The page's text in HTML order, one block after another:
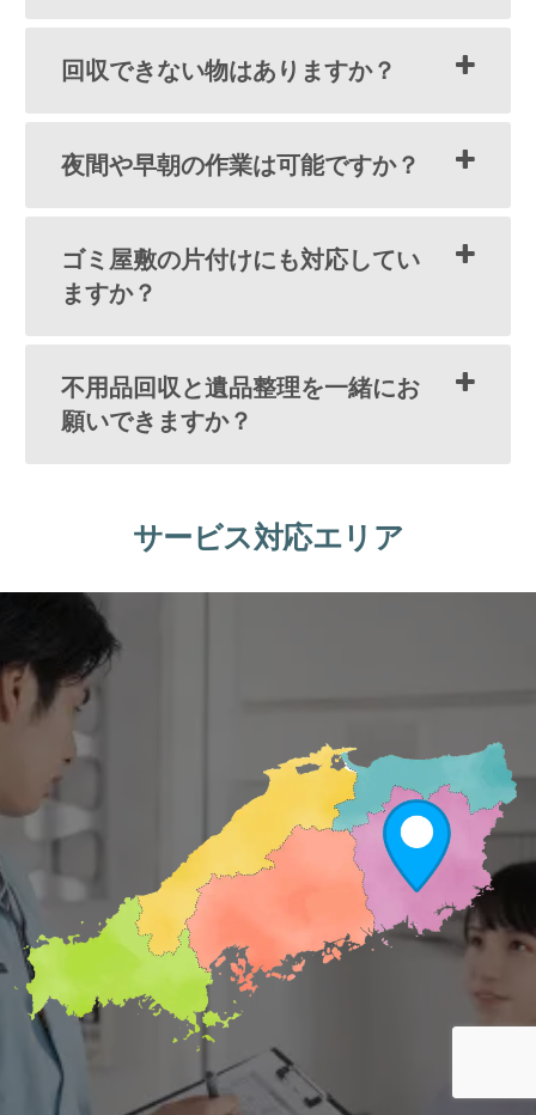
回収できない物はありますか？
夜間や早朝の作業は可能ですか？
ゴミ屋敷の片付けにも対応してい
ますか？
不用品回収と遺品整理を一緒にお
願いできますか？
サービス対応エリア